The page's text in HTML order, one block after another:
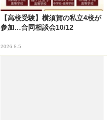
【高校受験】横須賀の私立4校が
参加…合同相談会10/12
2026.8.5